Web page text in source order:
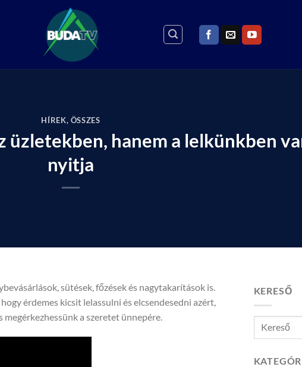
HÍREK, ÖSSZES
üzletekben, hanem a lelkünkben
nyitja
sütések, főzések és nagytakarítások is.
érdemes kicsit lelassulni és elcsendesedni azért,
megérkezhessünk a szeretet ünnepére.
KERESŐ